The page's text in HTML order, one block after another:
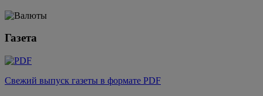
Газета
Свежий выпуск газеты в формате PDF